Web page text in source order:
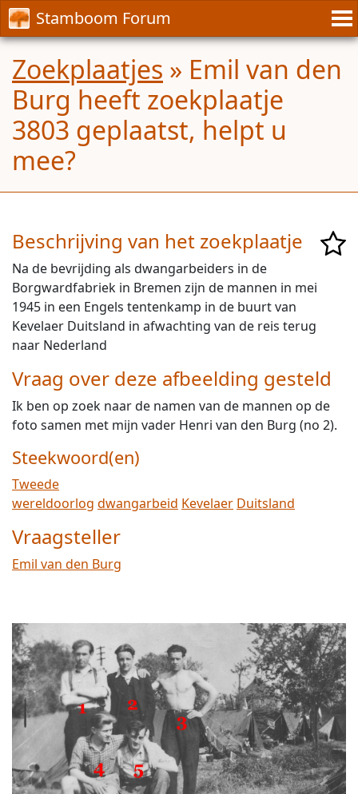
Stamboom Forum
Zoekplaatjes » Emil van den
Burg heeft zoekplaatje
3803 geplaatst, helpt u
mee?
Beschrijving van het zoekplaatje
Na de bevrijding als dwangarbeiders in de
Borgwardfabriek in Bremen zijn de mannen in mei
1945 in een Engels tentenkamp in de buurt van
Kevelaer Duitsland in afwachting van de reis terug
naar Nederland
Vraag over deze afbeelding gesteld
Ik ben op zoek naar de namen van de mannen op de
foto samen met mijn vader Henri van den Burg (no 2).
Steekwoord(en)
Tweede
wereldoorlog dwangarbeid Kevelaer Duitsland
Vraagsteller
Emil van den Burg